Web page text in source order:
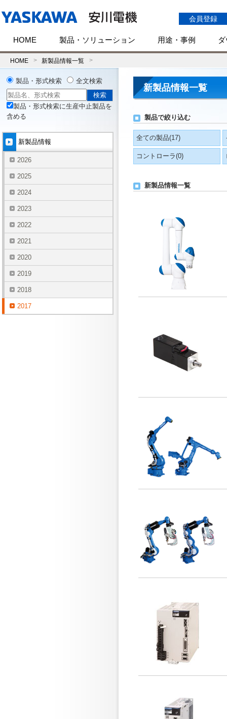
会員登録
HOME 製品・ソリューション 用途・事例
HOME 新製品情報一覧
新製品情報一覧
製品で絞り込む
全ての製品(17)
コントローラ(0)
新製品情報一覧
製品・形式検索 全文検索
製品・形式検索に生産中止製品を
含める
新製品情報
2026
2025
2024
2023
2022
2021
2020
2019
2018
2017